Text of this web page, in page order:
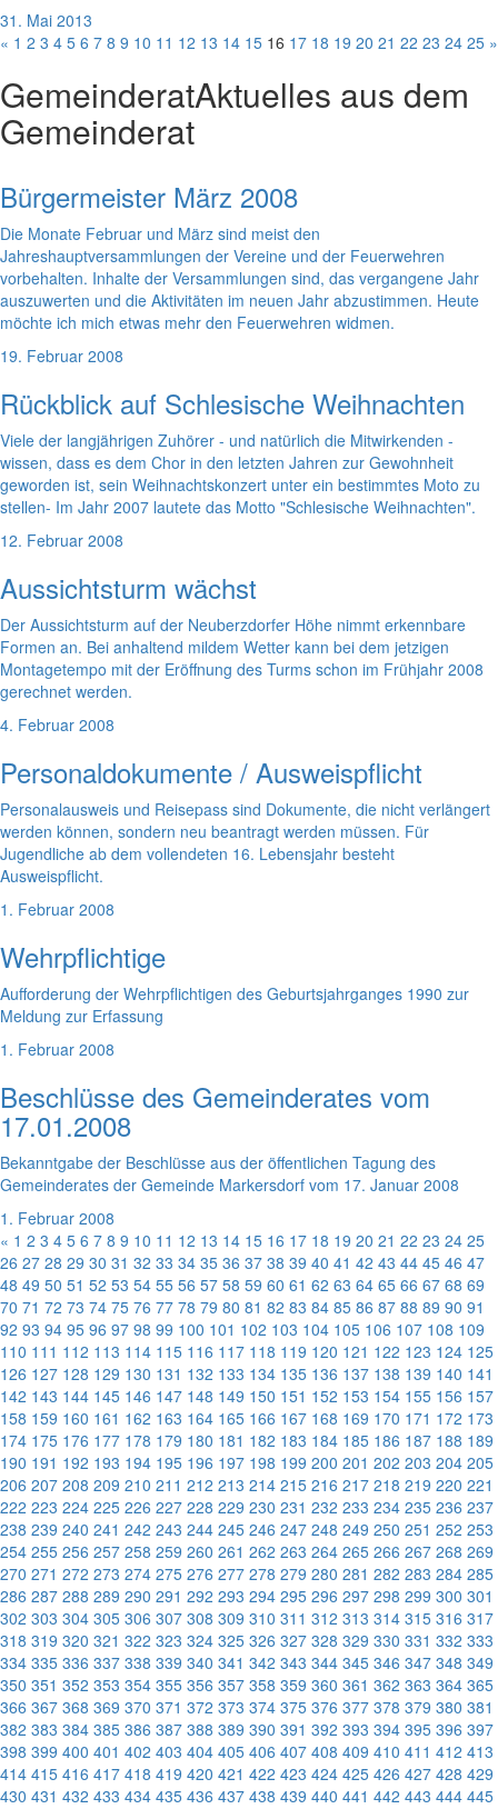
31. Mai 2013
« 1 2 3 4 5 6 7 8 9 10 11 12 13 14 15 16 17 18 19 20 21 22 23 24 25 »
GemeinderatAktuelles aus dem
Gemeinderat
Bürgermeister März 2008
Die Monate Februar und März sind meist den
Jahreshauptversammlungen der Vereine und der Feuerwehren
vorbehalten. Inhalte der Versammlungen sind, das vergangene Jahr
auszuwerten und die Aktivitäten im neuen Jahr abzustimmen. Heute
möchte ich mich etwas mehr den Feuerwehren widmen.
19. Februar 2008
Rückblick auf Schlesische Weihnachten
Viele der langjährigen Zuhörer - und natürlich die Mitwirkenden -
wissen, dass es dem Chor in den letzten Jahren zur Gewohnheit
geworden ist, sein Weihnachtskonzert unter ein bestimmtes Moto zu
stellen- Im Jahr 2007 lautete das Motto "Schlesische Weihnachten".
12. Februar 2008
Aussichtsturm wächst
Der Aussichtsturm auf der Neuberzdorfer Höhe nimmt erkennbare
Formen an. Bei anhaltend mildem Wetter kann bei dem jetzigen
Montagetempo mit der Eröffnung des Turms schon im Frühjahr 2008
gerechnet werden.
4. Februar 2008
Personaldokumente / Ausweispflicht
Personalausweis und Reisepass sind Dokumente, die nicht verlängert
werden können, sondern neu beantragt werden müssen. Für
Jugendliche ab dem vollendeten 16. Lebensjahr besteht
Ausweispflicht.
1. Februar 2008
Wehrpflichtige
Aufforderung der Wehrpflichtigen des Geburtsjahrganges 1990 zur
Meldung zur Erfassung
1. Februar 2008
Beschlüsse des Gemeinderates vom
17.01.2008
Bekanntgabe der Beschlüsse aus der öffentlichen Tagung des
Gemeinderates der Gemeinde Markersdorf vom 17. Januar 2008
1. Februar 2008
« 1 2 3 4 5 6 7 8 9 10 11 12 13 14 15 16 17 18 19 20 21 22 23 24 25
26 27 28 29 30 31 32 33 34 35 36 37 38 39 40 41 42 43 44 45 46 47
48 49 50 51 52 53 54 55 56 57 58 59 60 61 62 63 64 65 66 67 68 69
70 71 72 73 74 75 76 77 78 79 80 81 82 83 84 85 86 87 88 89 90 91
92 93 94 95 96 97 98 99 100 101 102 103 104 105 106 107 108 109
110 111 112 113 114 115 116 117 118 119 120 121 122 123 124 125
126 127 128 129 130 131 132 133 134 135 136 137 138 139 140 141
142 143 144 145 146 147 148 149 150 151 152 153 154 155 156 157
158 159 160 161 162 163 164 165 166 167 168 169 170 171 172 173
174 175 176 177 178 179 180 181 182 183 184 185 186 187 188 189
190 191 192 193 194 195 196 197 198 199 200 201 202 203 204 205
206 207 208 209 210 211 212 213 214 215 216 217 218 219 220 221
222 223 224 225 226 227 228 229 230 231 232 233 234 235 236 237
238 239 240 241 242 243 244 245 246 247 248 249 250 251 252 253
254 255 256 257 258 259 260 261 262 263 264 265 266 267 268 269
270 271 272 273 274 275 276 277 278 279 280 281 282 283 284 285
286 287 288 289 290 291 292 293 294 295 296 297 298 299 300 301
302 303 304 305 306 307 308 309 310 311 312 313 314 315 316 317
318 319 320 321 322 323 324 325 326 327 328 329 330 331 332 333
334 335 336 337 338 339 340 341 342 343 344 345 346 347 348 349
350 351 352 353 354 355 356 357 358 359 360 361 362 363 364 365
366 367 368 369 370 371 372 373 374 375 376 377 378 379 380 381
382 383 384 385 386 387 388 389 390 391 392 393 394 395 396 397
398 399 400 401 402 403 404 405 406 407 408 409 410 411 412 413
414 415 416 417 418 419 420 421 422 423 424 425 426 427 428 429
430 431 432 433 434 435 436 437 438 439 440 441 442 443 444 445